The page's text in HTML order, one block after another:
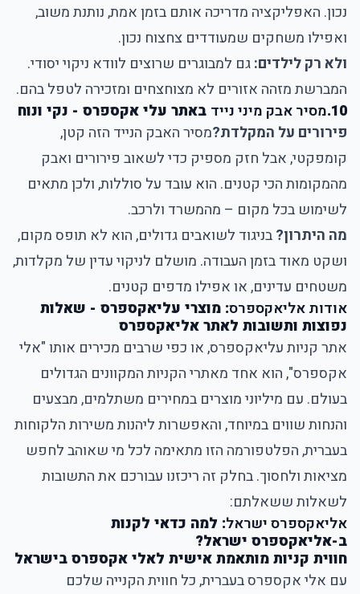
נכון. האפליקציה מדריכה אותם בזמן אמת, נותנת משוב,
ואפילו משחקים שמעודדים צחצוח נכון.
ולא רק לילדים:גם למבוגרים שרוצים לוודא ניקוי יסודי.
המברשת מזהה אזורים לא מצוחצחים ומזכירה לטפל בהם.
10. מסיר אבק מיני נייד באתר עלי אקספרס - נקי ונוח
פירורים על המקלדת?מסיר האבק הנייד הזה קטן,
קומפקטי, אבל חזק מספיק כדי לשאוב פירורים ואבק
מהמקומות הכי קטנים. הוא עובד על סוללות, ולכן מתאים
לשימוש בכל מקום – מהמשרד ולרכב.
מה היתרון?בניגוד לשואבים גדולים, הוא לא תופס מקום,
ושקט מאוד בזמן העבודה. מושלם לניקוי עדין של מקלדות,
משטחים עדינים, או אפילו מדפים קטנים.
אודות אליאקספרס: מוצרי עליאקספרס - שאלות
נפוצות ותשובות לאתר אליאקספרס
אתר קניות עליאקספרס, או כפי שרבים מכירים אותו "אלי
אקספרס", הוא אחד מאתרי הקניות המקוונים הגדולים
בעולם. עם מיליוני מוצרים במחירים משתלמים, מבצעים
והנחות שווים במיוחד, והאפשרות ליהנות משירות הלקוחות
בעברית, הפלטפורמה הזו מתאימה לכל מי שאוהב לחפש
מציאות ולחסוך. בחלק זה ריכזנו עבורכם את התשובות
לשאלות ששאלתם:
אליאקספרס ישראל: למה כדאי לקנות
ב-אליאקספרס ישראל?
חווית קניות מותאמת אישית לאלי אקספרס בישראל
עם אלי אקספרס בעברית, כל חווית הקנייה שלכם